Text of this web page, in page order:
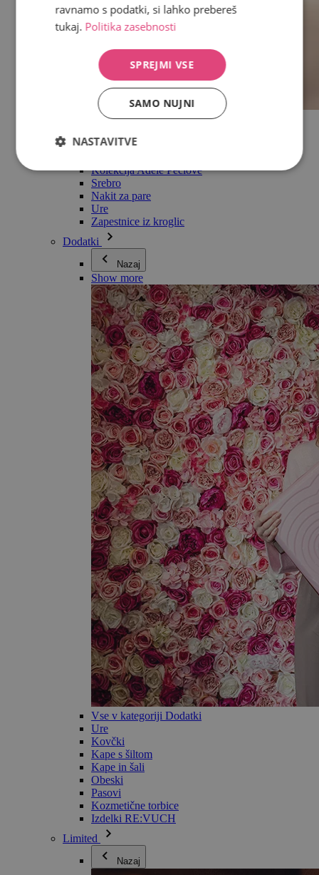
Vse v kategoriji Nakit
Zapestnice
Kolekcija Adéle Pečlové
Srebro
Nakit za pare
Ure
Zapestnice iz kroglic
Dodatki
Nazaj
Show more
Vse v kategoriji Dodatki
Ure
Kovčki
Kape s šiltom
Kape in šali
Obeski
Pasovi
Kozmetične torbice
Izdelki RE:VUCH
Limited
Nazaj
ravnamo s podatki, si lahko prebereš
tukaj. Politika zasebnosti
SPREJMI VSE
SAMO NUJNI
NASTAVITVE